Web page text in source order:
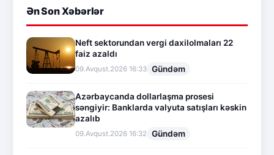
Ən Son Xəbərlər
Neft sektorundan vergi daxilolmaları 22
faiz azaldı
09.Avqust.2026 16:33 Gündəm
Azərbaycanda dollarlaşma prosesi
səngiyir: Banklarda valyuta satışları kəskin
azalıb
09.Avqust.2026 16:32 Gündəm